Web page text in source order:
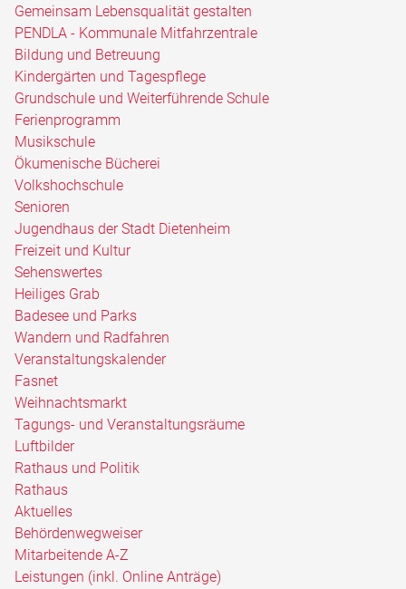
Gemeinsam Lebensqualität gestalten
PENDLA - Kommunale Mitfahrzentrale
Bildung und Betreuung
Kindergärten und Tagespflege
Grundschule und Weiterführende Schule
Ferienprogramm
Musikschule
Ökumenische Bücherei
Volkshochschule
Senioren
Jugendhaus der Stadt Dietenheim
Freizeit und Kultur
Sehenswertes
Heiliges Grab
Badesee und Parks
Wandern und Radfahren
Veranstaltungskalender
Fasnet
Weihnachtsmarkt
Tagungs- und Veranstaltungsräume
Luftbilder
Rathaus und Politik
Rathaus
Aktuelles
Behördenwegweiser
Mitarbeitende A-Z
Leistungen (inkl. Online Anträge)